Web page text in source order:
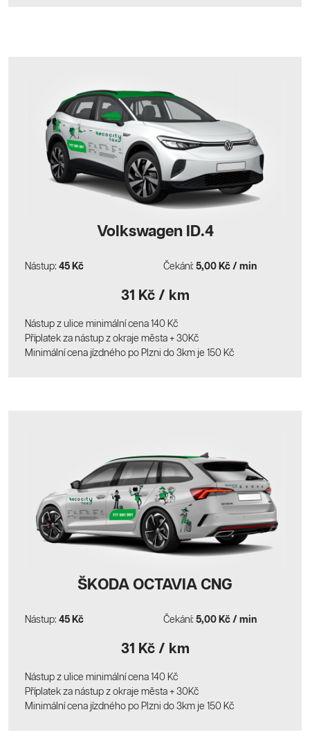
Volkswagen ID.4
Nástup: 45 Kč Čekání: 5,00 Kč / min
31 Kč / km
Nástup z ulice minimální cena 140 Kč
Příplatek za nástup z okraje města + 30Kč
Minimální cena jízdného po Plzni do 3km je 150 Kč
ŠKODA OCTAVIA CNG
Nástup: 45 Kč Čekání: 5,00 Kč / min
31 Kč / km
Nástup z ulice minimální cena 140 Kč
Příplatek za nástup z okraje města + 30Kč
Minimální cena jízdného po Plzni do 3km je 150 Kč